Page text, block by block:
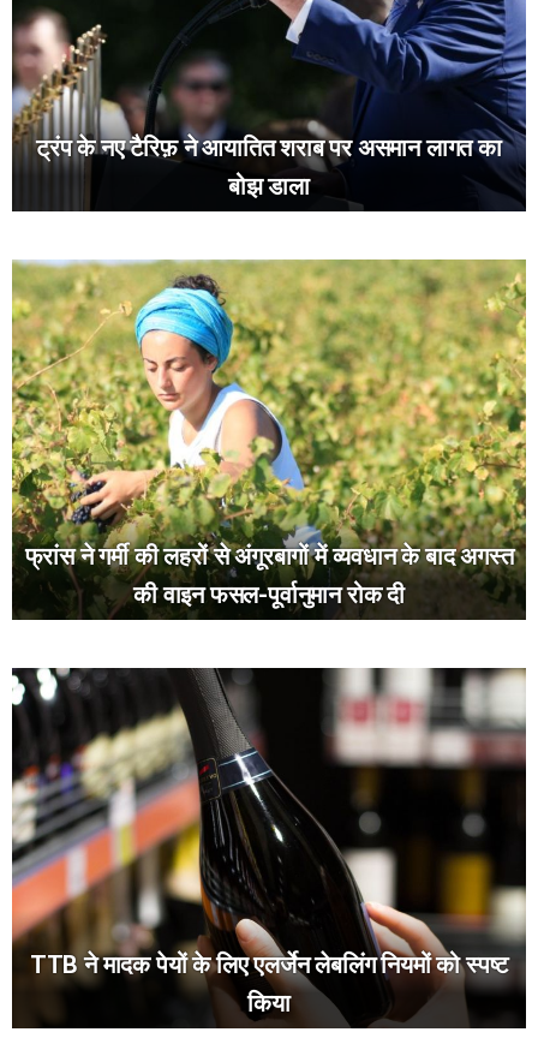
ट्रंप के नए टैरिफ़ ने आयातित शराब पर असमान लागत का
बोझ डाला
फ्रांस ने गर्मी की लहरों से अंगूरबागों में व्यवधान के बाद अगस्त
की वाइन फसल-पूर्वानुमान रोक दी
TTB ने मादक पेयों के लिए एलर्जेन लेबलिंग नियमों को स्पष्ट
किया